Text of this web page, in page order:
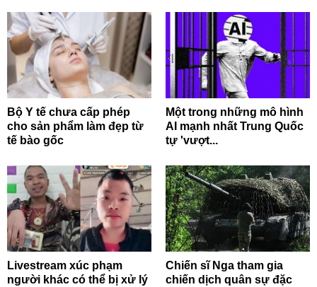
Bộ Y tế chưa cấp phép
cho sản phẩm làm đẹp từ
tế bào gốc
Một trong những mô hình
AI mạnh nhất Trung Quốc
tự 'vượt...
Livestream xúc phạm
người khác có thể bị xử lý
Chiến sĩ Nga tham gia
chiến dịch quân sự đặc